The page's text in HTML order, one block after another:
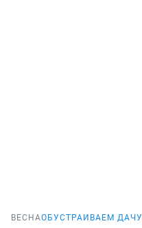
ВЕСНАОБУСТРАИВАЕМ ДАЧУ